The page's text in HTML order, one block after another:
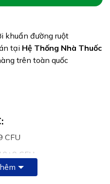
khuẩn đường ruột
tại Hệ Thống Nhà Thuốc
trên toàn quốc
CFU
CFU
CFU